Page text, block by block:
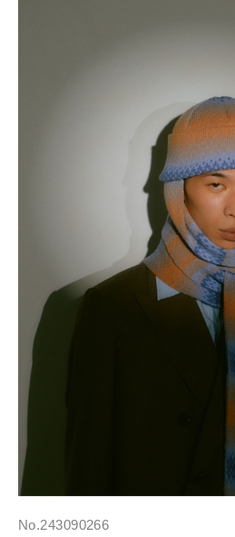
No.243090266